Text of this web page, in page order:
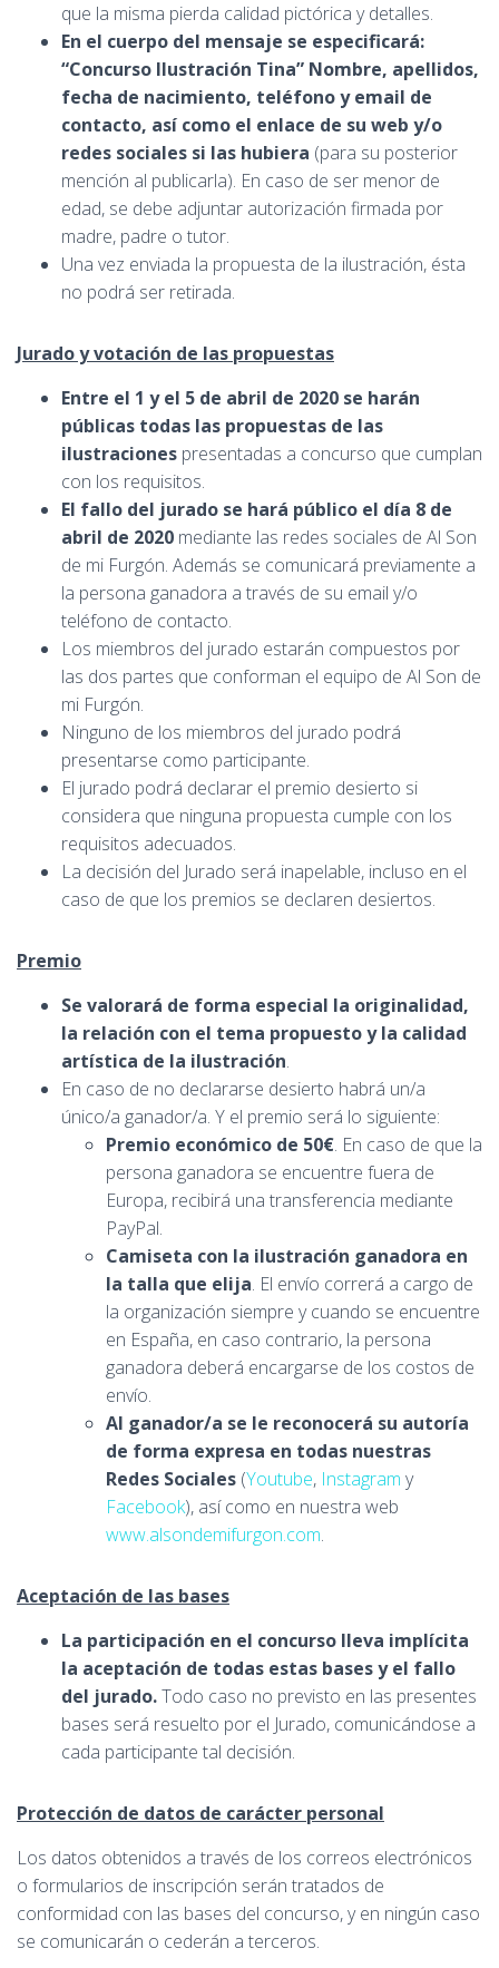
que la misma pierda calidad pictórica y detalles.
En el cuerpo del mensaje se especificará:
“Concurso Ilustración Tina” Nombre, apellidos,
fecha de nacimiento, teléfono y email de
contacto, así como el enlace de su web y/o
redes sociales si las hubiera (para su posterior
mención al publicarla). En caso de ser menor de
edad, se debe adjuntar autorización firmada por
madre, padre o tutor.
Una vez enviada la propuesta de la ilustración, ésta
no podrá ser retirada.
Jurado y votación de las propuestas
Entre el 1 y el 5 de abril de 2020 se harán
públicas todas las propuestas de las
ilustraciones presentadas a concurso que cumplan
con los requisitos.
El fallo del jurado se hará público el día 8 de
abril de 2020 mediante las redes sociales de Al Son
de mi Furgón. Además se comunicará previamente a
la persona ganadora a través de su email y/o
teléfono de contacto.
Los miembros del jurado estarán compuestos por
las dos partes que conforman el equipo de Al Son de
mi Furgón.
Ninguno de los miembros del jurado podrá
presentarse como participante.
El jurado podrá declarar el premio desierto si
considera que ninguna propuesta cumple con los
requisitos adecuados.
La decisión del Jurado será inapelable, incluso en el
caso de que los premios se declaren desiertos.
Premio
Se valorará de forma especial la originalidad,
la relación con el tema propuestoy la calidad
artística de la ilustración.
En caso de no declararse desierto habrá un/a
único/a ganador/a. Y el premio será lo siguiente:
Premio económico de 50€. En caso de que la
persona ganadora se encuentre fuera de
Europa, recibirá una transferencia mediante
PayPal.
Camiseta con la ilustración ganadora en
la talla que elija. El envío correrá a cargo de
la organización siempre y cuando se encuentre
en España, en caso contrario, la persona
ganadora deberá encargarse de los costos de
envío.
Al ganador/a se le reconocerá su autoría
de forma expresa en todas nuestras
Redes Sociales (Youtube, Instagram y
Facebook), así como en nuestra web
www.alsondemifurgon.com.
Aceptación de las bases
La participación en el concurso lleva implícita
la aceptación de todas estas bases y el fallo
del jurado.Todo caso no previsto en las presentes
bases será resuelto por el Jurado, comunicándose a
cada participante tal decisión.
Protección de datos de carácter personal
Los datos obtenidos a través de los correos electrónicos
o formularios de inscripción serán tratados de
conformidad con las bases del concurso, y en ningún caso
se comunicarán o cederán a terceros.